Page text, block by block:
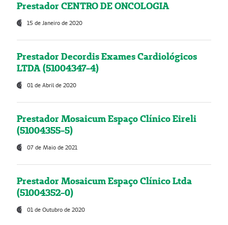
Prestador CENTRO DE ONCOLOGIA
15 de Janeiro de 2020
Prestador Decordis Exames Cardiológicos
LTDA (51004347-4)
01 de Abril de 2020
Prestador Mosaicum Espaço Clínico Eireli
(51004355-5)
07 de Maio de 2021
Prestador Mosaicum Espaço Clínico Ltda
(51004352-0)
01 de Outubro de 2020